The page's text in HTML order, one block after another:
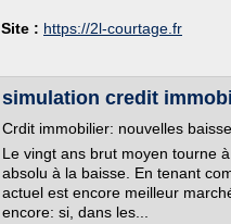
Site : https://2l-courtage.fr
simulation credit
Crdit immobilier: nouvelles
Le vingt ans brut moyen tourne
absolu à la baisse. En tenant
actuel est encore meilleur
encore: si, dans les...